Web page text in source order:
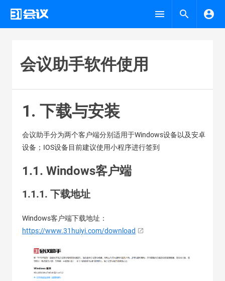
会议助手软件使用
1. 下载与安装
会议助手分为两个客户端分别适用于Windows设备以及安卓
设备；IOS设备目前建议使用小程序进行签到
1.1. Windows客户端
1.1.1. 下载地址
Windows客户端下载地址：
https://www.31huiyi.com/download